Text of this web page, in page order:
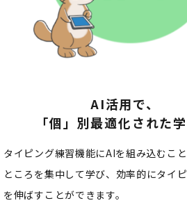
AI活用で、
「個」別最適化された
タイピング練習機能にAIを組み込むこ
ところを集中して学び、効率的にタイ
を伸ばすことができます。